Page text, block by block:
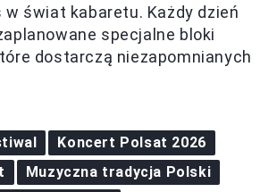
w świat kabaretu. Każdy dzień
specjalne bloki
dostarczą niezapomnianych
Koncert Polsat 2026
Muzyczna tradycja Polski